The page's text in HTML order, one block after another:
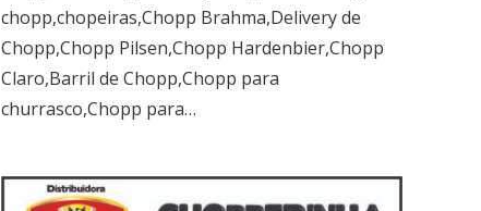
chopp,chopeiras,Chopp Brahma,Delivery de
Chopp,Chopp Pilsen,Chopp Hardenbier,Chopp
Claro,Barril de Chopp,Chopp para
churrasco,Chopp para…